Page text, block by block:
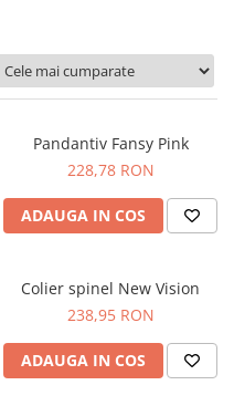
Pandantiv Fansy Pink
228,78 RON
ADAUGA IN COS
Colier spinel New Vision
238,95 RON
ADAUGA IN COS